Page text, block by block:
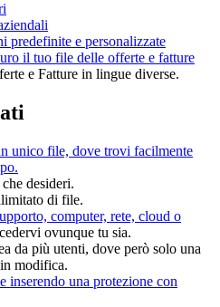
predefinite e personalizzate
il tuo file delle offerte e fatture
e Fatture in lingue diverse.
unico file, dove trovi facilmente
desideri.
di file.
computer, rete, cloud o
ovunque tu sia.
da più utenti, dove però solo una
modifica.
una protezione con